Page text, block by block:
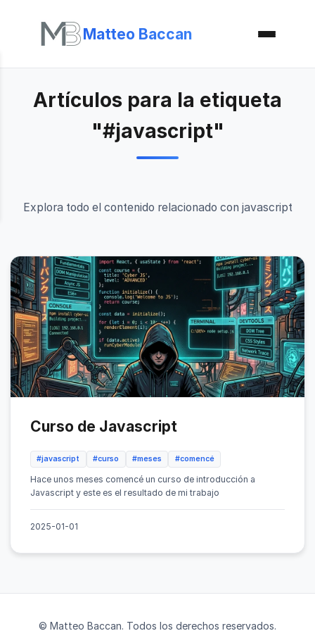
Matteo Baccan
Artículos para la etiqueta
"#javascript"
Explora todo el contenido relacionado con javascript
Curso de Javascript
#javascript #curso #meses #comencé
Hace unos meses comencé un curso de introducción a
Javascript y este es el resultado de mi trabajo
2025-01-01
© Matteo Baccan. Todos los derechos reservados.